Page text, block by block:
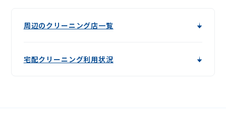
周辺のクリーニング店一覧
宅配クリーニング利用状況